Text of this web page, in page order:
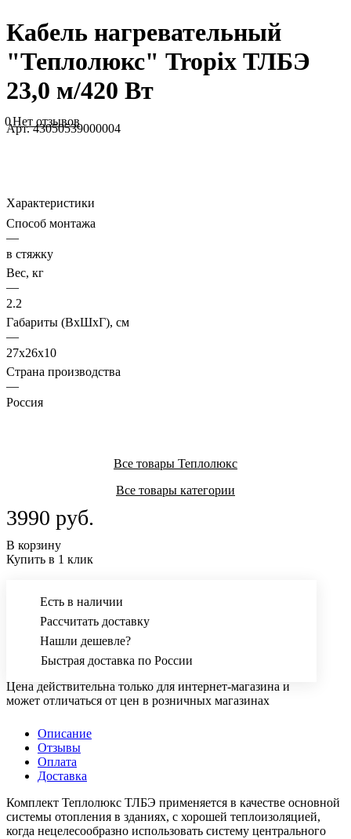
Кабель нагревательный
"Теплолюкс" Tropix ТЛБЭ
23,0 м/420 Вт
0Нет отзывов
Арт.43050539000004
Характеристики
Способ монтажа
—
в стяжку
Вес, кг
—
2.2
Габариты (ВхШхГ), см
—
27x26x10
Страна производства
—
Россия
Все товары Теплолюкс
Все товары категории
3990 руб.
В корзину
Купить в 1 клик
Есть в наличии
Рассчитать доставку
Нашли дешевле?
Быстрая доставка по России
Цена действительна только для интернет-магазина и
может отличаться от цен в розничных магазинах
Описание
Отзывы
Оплата
Доставка
Комплект Теплолюкс ТЛБЭ применяется в качестве основной
системы отопления в зданиях, с хорошей теплоизоляцией,
когда нецелесообразно использовать систему центрального